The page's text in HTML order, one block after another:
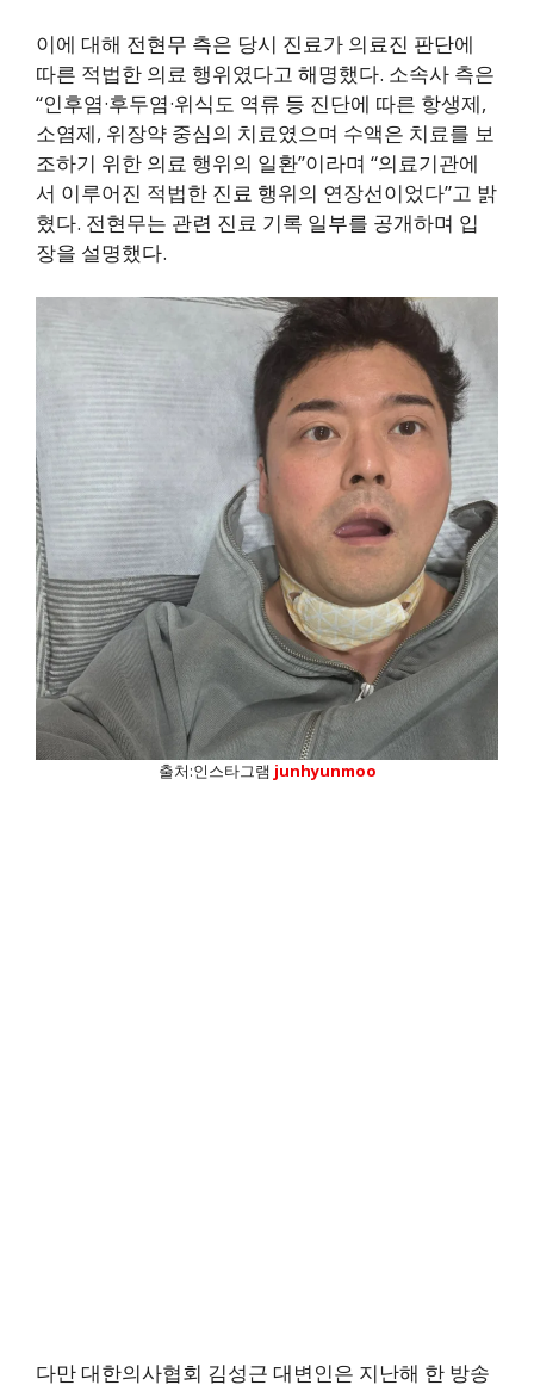
이에 대해 전현무 측은 당시 진료가 의료진 판단에
따른 적법한 의료 행위였다고 해명했다. 소속사 측은
“인후염·후두염·위식도 역류 등 진단에 따른 항생제,
소염제, 위장약 중심의 치료였으며 수액은 치료를 보
조하기 위한 의료 행위의 일환”이라며 “의료기관에
서 이루어진 적법한 진료 행위의 연장선이었다”고 밝
혔다. 전현무는 관련 진료 기록 일부를 공개하며 입
장을 설명했다.
출처:인스타그램 junhyunmoo
다만 대한의사협회 김성근 대변인은 지난해 한 방송